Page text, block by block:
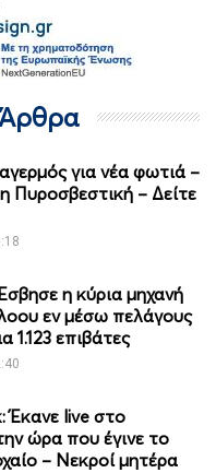
για νέα φωτιά –
Πυροσβεστική – Δείτε
η κύρια μηχανή
εν μέσω πελάγους
1.123 επιβάτες
Έκανε live στο
ώρα που έγινε το
– Νεκροί μητέρα